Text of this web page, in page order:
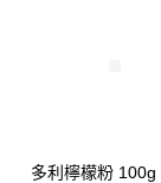
多利檸檬粉 100g